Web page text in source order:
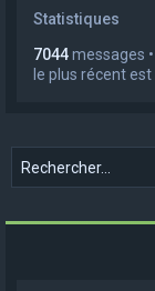
Statistiques
7044messages •
le plus récent est